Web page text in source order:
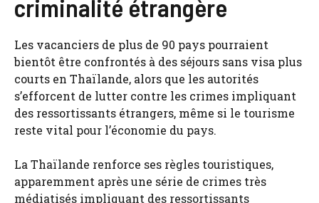
criminalité étrangère
Les vacanciers de plus de 90 pays pourraient
bientôt être confrontés à des séjours sans visa plus
courts en Thaïlande, alors que les autorités
s’efforcent de lutter contre les crimes impliquant
des ressortissants étrangers, même si le tourisme
reste vital pour l’économie du pays.
La Thaïlande renforce ses règles touristiques,
apparemment après une série de crimes très
médiatisés impliquant des ressortissants